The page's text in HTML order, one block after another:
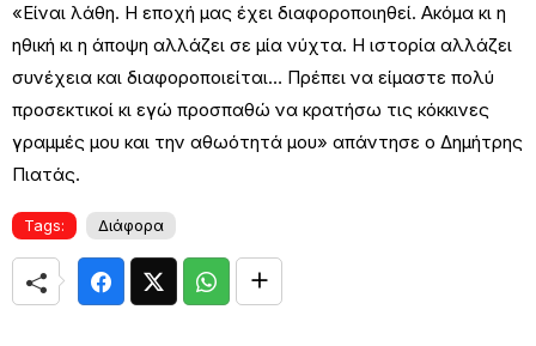
«Είναι λάθη. Η εποχή μας έχει διαφοροποιηθεί. Ακόμα κι η
ηθική κι η άποψη αλλάζει σε μία νύχτα. Η ιστορία αλλάζει
συνέχεια και διαφοροποιείται… Πρέπει να είμαστε πολύ
προσεκτικοί κι εγώ προσπαθώ να κρατήσω τις κόκκινες
γραμμές μου και την αθωότητά μου» απάντησε ο Δημήτρης
Πιατάς.
Tags: Διάφορα